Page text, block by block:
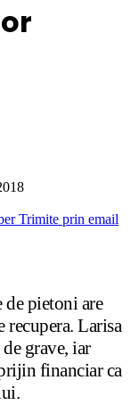
Trimite prin email
de pietoni are
recupera. Larisa
grave, iar
financiar ca